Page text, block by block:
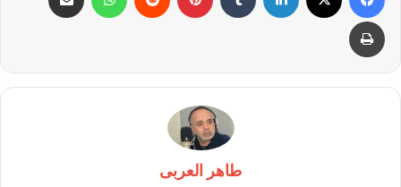
طباعة
طاهر العربى